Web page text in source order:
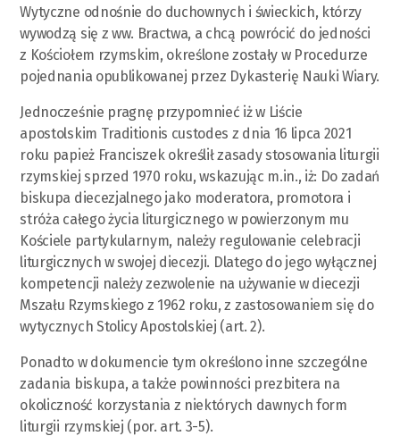
Wytyczne odnośnie do duchownych i świeckich, którzy
wywodzą się z ww. Bractwa, a chcą powrócić do jedności
z Kościołem rzymskim, określone zostały w Procedurze
pojednania opublikowanej przez Dykasterię Nauki Wiary.
Jednocześnie pragnę przypomnieć iż w Liście
apostolskim Traditionis custodes z dnia 16 lipca 2021
roku papież Franciszek określił zasady stosowania liturgii
rzymskiej sprzed 1970 roku, wskazując m.in., iż: Do zadań
biskupa diecezjalnego jako moderatora, promotora i
stróża całego życia liturgicznego w powierzonym mu
Kościele partykularnym, należy regulowanie celebracji
liturgicznych w swojej diecezji. Dlatego do jego wyłącznej
kompetencji należy zezwolenie na używanie w diecezji
Mszału Rzymskiego z 1962 roku, z zastosowaniem się do
wytycznych Stolicy Apostolskiej (art. 2).
Ponadto w dokumencie tym określono inne szczególne
zadania biskupa, a także powinności prezbitera na
okoliczność korzystania z niektórych dawnych form
liturgii rzymskiej (por. art. 3-5).